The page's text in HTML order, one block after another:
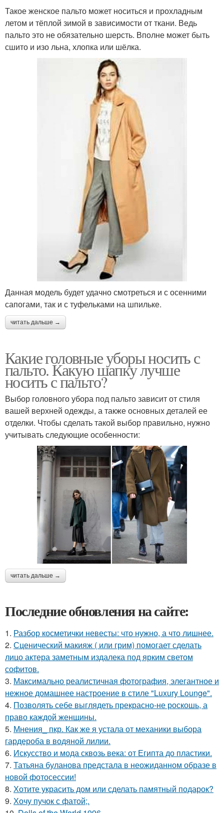
Такое женское пальто может носиться и прохладным
летом и тёплой зимой в зависимости от ткани. Ведь
пальто это не обязательно шерсть. Вполне может быть
сшито и изо льна, хлопка или шёлка.
Данная модель будет удачно смотреться и с осенними
сапогами, так и с туфельками на шпильке.
читать дальше →
Какие головные уборы носить с
пальто. Какую шапку лучше
носить с пальто?
Выбор головного убора под пальто зависит от стиля
вашей верхней одежды, а также основных деталей ее
отделки. Чтобы сделать такой выбор правильно, нужно
учитывать следующие особенности:
читать дальше →
Последние обновления на сайте:
1. Разбор косметички невесты: что нужно, а что лишнее.
2. Сценический макияж ( или грим) помогает сделать
лицо актера заметным издалека под ярким светом
софитов.
3. Максимально реалистичная фотография, элегантное и
нежное домашнее настроение в стиле "Luxury Lounge".
4. Позволять себе выглядеть прекрасно-не роскошь, а
право каждой женщины.
5. Мнения_ пкр. Как же я устала от механики выбора
гардероба в водяной лилии.
6. Искусство и мода сквозь века: от Египта до пластики.
7. Татьяна буланова предстала в неожиданном образе в
новой фотосессии!
8. Хотите украсить дом или сделать памятный подарок?
9. Хочу пучок с фатой;.